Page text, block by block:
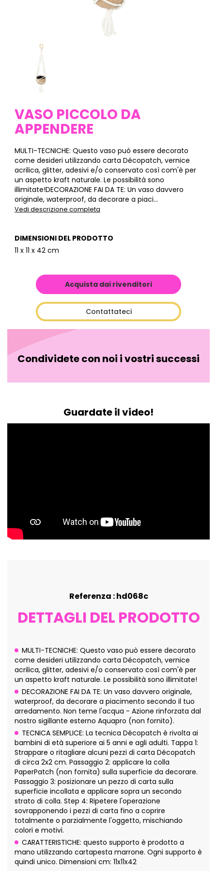
VASO PICCOLO DA
APPENDERE
MULTI-TECNICHE: Questo vaso può essere decorato
come desideri utilizzando carta Décopatch, vernice
acrilica, glitter, adesivi e/o conservato così com'è per
un aspetto kraft naturale. Le possibilità sono
illimitate!DECORAZIONE FAI DA TE: Un vaso davvero
originale, waterproof, da decorare a piaci...
Vedi descrizione completa
DIMENSIONI DEL PRODOTTO
11 x 11 x 42 cm
Acquista dai rivenditori
Contattateci
Condividete con noi i vostri successi
Guardate il video!
Referenza : hd068c
DETTAGLI DEL PRODOTTO
MULTI-TECNICHE: Questo vaso può essere decorato
come desideri utilizzando carta Décopatch, vernice
acrilica, glitter, adesivi e/o conservato così com'è per
un aspetto kraft naturale. Le possibilità sono illimitate!
DECORAZIONE FAI DA TE: Un vaso davvero originale,
waterproof, da decorare a piacimento secondo il tuo
arredamento. Non teme l'acqua - Azione rinforzata dal
nostro sigillante esterno Aquapro (non fornito).
TECNICA SEMPLICE: La tecnica Décopatch è rivolta ai
bambini di età superiore ai 5 anni e agli adulti. Tappa 1:
Strappare o ritagliare alcuni pezzi di carta Décopatch
di circa 2x2 cm. Passaggio 2: applicare la colla
PaperPatch (non fornita) sulla superficie da decorare.
Passaggio 3: posizionare un pezzo di carta sulla
superficie incollata e applicare sopra un secondo
strato di colla. Step 4: Ripetere l'operazione
sovrapponendo i pezzi di carta fino a coprire
totalmente o parzialmente l'oggetto, mischiando
colori e motivi.
CARATTERISTICHE: questo supporto è prodotto a
mano utilizzando cartapesta marrone. Ogni supporto è
quindi unico. Dimensioni cm: 11x11x42